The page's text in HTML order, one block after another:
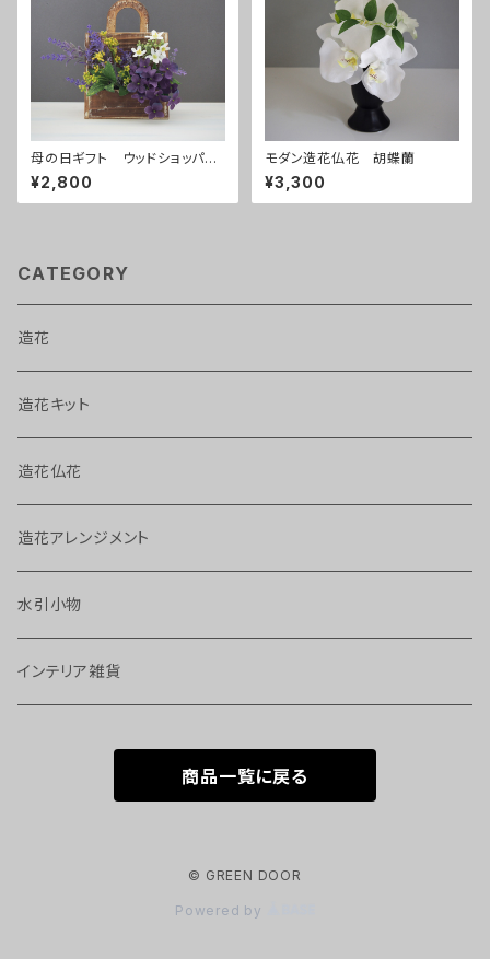
母の日ギフト ウッドショッパー
ズ
¥2,800
モダン造花仏花 胡蝶蘭
¥3,300
CATEGORY
造花
造花キット
造花仏花
造花アレンジメント
水引小物
インテリア雑貨
商品一覧に戻る
© GREEN DOOR
Powered by